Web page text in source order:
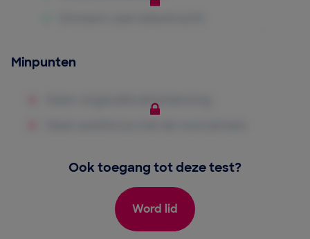
Minpunten
Ook toegang tot deze test?
Word lid